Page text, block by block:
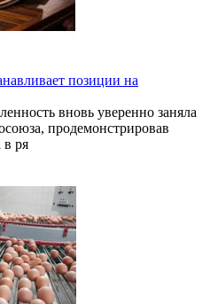
позиции на
вновь уверенно заняла
продемонстрировав
в ря